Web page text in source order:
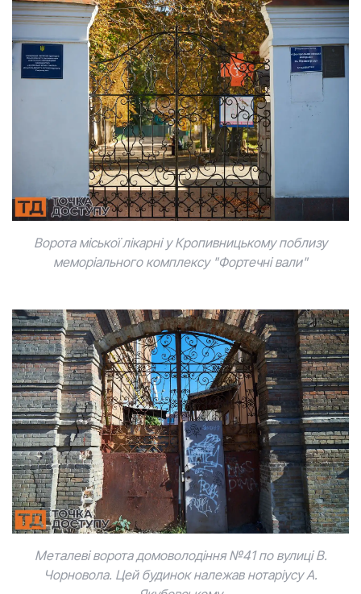
Ворота міської лікарні у Кропивницькому поблизу
меморіального комплексу "Фортечні вали"
Металеві ворота домоволодіння №41 по вулиці В.
Чорновола. Цей будинок належав нотаріусу А.